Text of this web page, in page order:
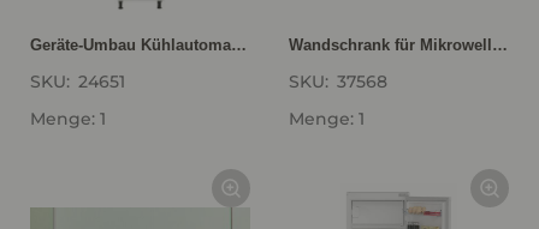
Geräte-Umbau Kühlautomat GD123-1
SKU: 24651
Menge: 1
Wandschrank für Mikrowellengerät Junker JP 4119260 WMJE60-1
SKU: 37568
Menge: 1